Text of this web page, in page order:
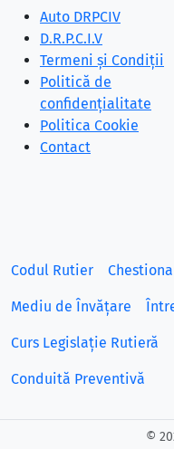
Auto DRPCIV
D.R.P.C.I.V
Termeni și Condiții
Politică de
confidențialitate
Politica Cookie
Contact
Codul Rutier
Mediu de Învățare
Curs Legislație Rutieră
Conduită Preventivă
©